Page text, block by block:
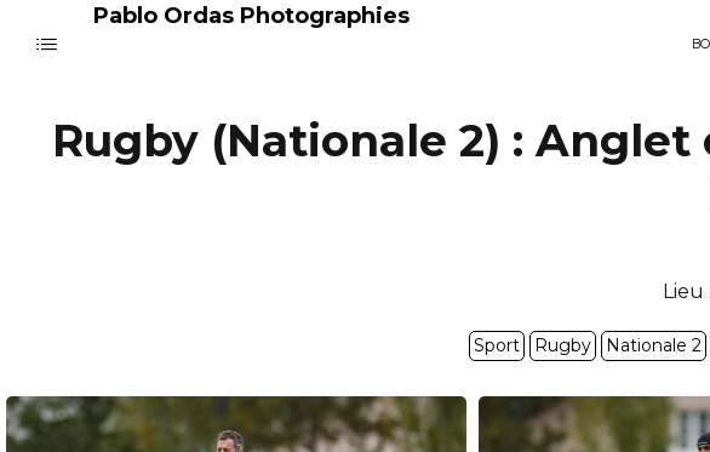
Pablo Ordas Photographies
Rugby (Nationale 2) :
Lieu
Sport Rugby Nationale 2